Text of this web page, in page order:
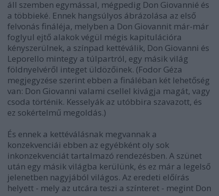
áll szemben egymással, mégpedig Don Giovannié és
a többieké. Ennek hangsúlyos ábrázolása az első
felvonás fináléja, melyben a Don Giovannit már-már
foglyul ejtő alakok végül mégis kapitulációra
kényszerülnek, a színpad kettéválik, Don Giovanni és
Leporello mintegy a túlpartról, egy másik világ
földnyelvéről integet üldözőinek. (Fodor Géza
megjegyzése szerint ebben a fináléban két lehetőség
van: Don Giovanni valami csellel kivágja magát, vagy
csoda történik. Kesselyák az utóbbira szavazott, és
ez sokértelmű megoldás.)
És ennek a kettéválásnak megvannak a
konzekvenciái ebben az egyébként oly sok
inkonzekvenciát tartalmazó rendezésben. A szünet
után egy másik világba kerülünk, és ez már a legelső
jelenetben nagyjából világos. Az eredeti előírás
helyett - mely az utcára teszi a színteret - megint Don